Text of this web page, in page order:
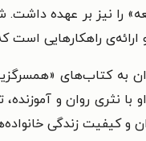
را نیز بر عهده داشت.
ارائه‌ی راهکارهایی
به کتاب‌های
با نثری روان و
و کیفیت زندگی